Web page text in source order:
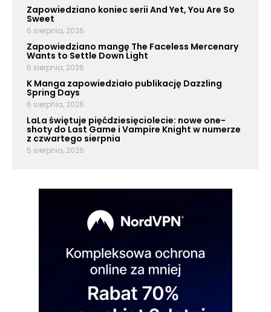
Zapowiedziano koniec serii And Yet, You Are So
Sweet
6 sierpnia, 2026
Zapowiedziano mangę The Faceless Mercenary
Wants to Settle Down Light
6 sierpnia, 2026
K Manga zapowiedziało publikację Dazzling
Spring Days
6 sierpnia, 2026
LaLa świętuje pięćdziesięciolecie: nowe one-
shoty do Last Game i Vampire Knight w numerze
z czwartego sierpnia
5 sierpnia, 2026